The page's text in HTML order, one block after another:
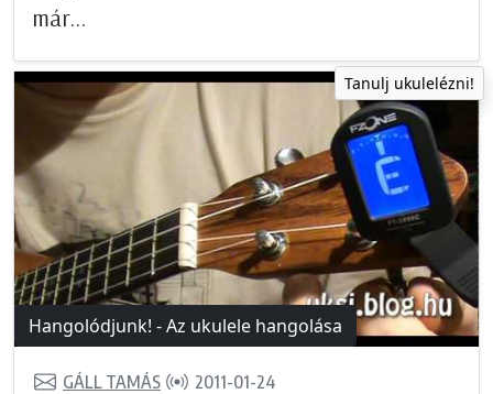
már...
Tanulj ukulelézni!
Hangolódjunk! - Az ukulele hangolása
GÁLL TAMÁS 2011-01-24